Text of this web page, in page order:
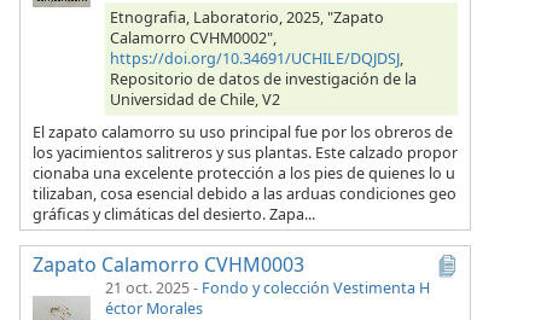
Etnografia, Laboratorio, 2025, "Zapato
Calamorro CVHM0002",
https://doi.org/10.34691/UCHILE/DQJDSJ,
Repositorio de datos de investigación de la
Universidad de Chile, V2
El zapato calamorro su uso principal fue por los obreros de
los yacimientos salitreros y sus plantas. Este calzado propor
cionaba una excelente protección a los pies de quienes lo u
tilizaban, cosa esencial debido a las arduas condiciones geo
gráficas y climáticas del desierto. Zapa...
Zapato Calamorro CVHM0003
21 oct. 2025- Fondo y colección Vestimenta H
éctor Morales